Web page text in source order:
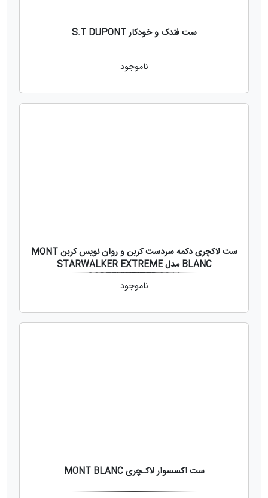
ست فندک و خودکار S.T DUPONT
ناموجود
ست لاکچری دکمه سردست کربن و روان نویس کربن MONT
BLANC مدل STARWALKER EXTREME
SCREENWRITER 2016
ناموجود
ست اکسسوار لاکـچری MONT BLANC